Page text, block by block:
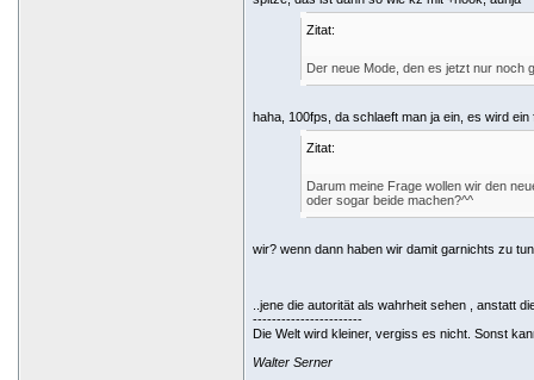
Zitat:
Der neue Mode, den es jetzt nur noch
haha, 100fps, da schlaeft man ja ein, es wird
Zitat:
Darum meine Frage wollen wir den
oder sogar beide machen?^^
wir? wenn dann haben wir damit garnichts zu
..jene die autorität als wahrheit sehen , anstatt
-----------------------
Die Welt wird kleiner, vergiss es nicht. Sonst
Walter Serner